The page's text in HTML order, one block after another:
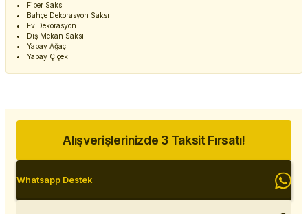
Fiber Saksı
Bahçe Dekorasyon Saksı
Ev Dekorasyon
Dış Mekan Saksı
Yapay Ağaç
Yapay Çiçek
Alışverişlerinizde 3 Taksit Fırsatı!
Whatsapp Destek